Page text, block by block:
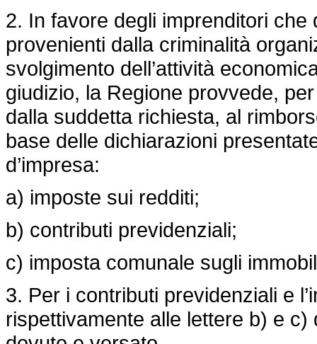
2. In favore degli imprenditori
provenienti dalla criminalità
svolgimento dell’attività
giudizio, la Regione provvede,
dalla suddetta richiesta, al
base delle dichiarazioni
d’impresa:
a) imposte sui redditi;
b) contributi previdenziali;
c) imposta comunale sugli
3. Per i contributi previdenziali e
rispettivamente alle lettere b) e